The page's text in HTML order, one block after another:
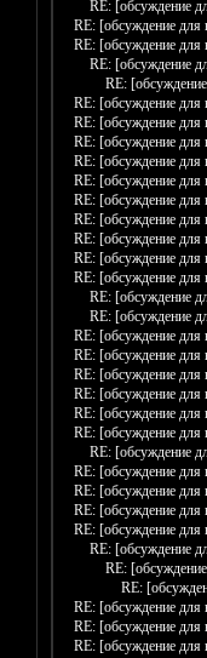
RE: [обсуждение
RE: [обсуждение для
RE: [обсуждение для
RE: [обсуждение
RE:
RE: [обсуждение для
RE: [обсуждение для
RE: [обсуждение для
RE: [обсуждение для
RE: [обсуждение для
RE: [обсуждение для
RE: [обсуждение для
RE: [обсуждение для
RE: [обсуждение для
RE: [обсуждение для
RE: [обсуждение
RE: [обсуждение
RE: [обсуждение для
RE: [обсуждение для
RE: [обсуждение для
RE: [обсуждение для
RE: [обсуждение для
RE: [обсуждение для
RE: [обсуждение
RE: [обсуждение для
RE: [обсуждение для
RE: [обсуждение для
RE: [обсуждение для
RE: [обсуждение
RE:
RE:
RE: [обсуждение для
RE: [обсуждение для
RE: [обсуждение для